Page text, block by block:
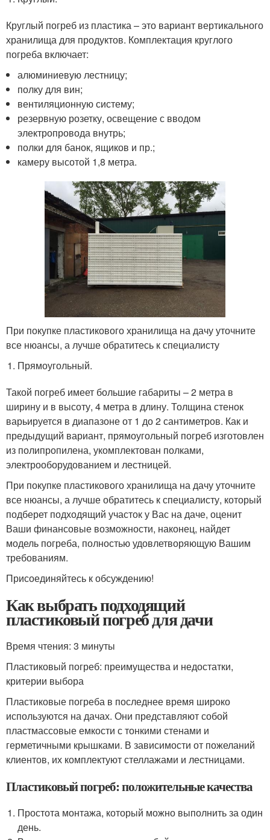
Круглый погреб из пластика – это вариант вертикального
хранилища для продуктов. Комплектация круглого
погреба включает:
алюминиевую лестницу;
полку для вин;
вентиляционную систему;
резервную розетку, освещение с вводом
электропровода внутрь;
полки для банок, ящиков и пр.;
камеру высотой 1,8 метра.
При покупке пластикового хранилища на дачу уточните
все нюансы, а лучше обратитесь к специалисту
Прямоугольный.
Такой погреб имеет большие габариты – 2 метра в
ширину и в высоту, 4 метра в длину. Толщина стенок
варьируется в диапазоне от 1 до 2 сантиметров. Как и
предыдущий вариант, прямоугольный погреб изготовлен
из полипропилена, укомплектован полками,
электрооборудованием и лестницей.
При покупке пластикового хранилища на дачу уточните
все нюансы, а лучше обратитесь к специалисту, который
подберет подходящий участок у Вас на даче, оценит
Ваши финансовые возможности, наконец, найдет
модель погреба, полностью удовлетворяющую Вашим
требованиям.
Присоединяйтесь к обсуждению!
Как выбрать подходящий
пластиковый погреб для дачи
Время чтения: 3 минуты
Пластиковый погреб: преимущества и недостатки,
критерии выбора
Пластиковые погреба в последнее время широко
используются на дачах. Они представляют собой
пластмассовые емкости с тонкими стенами и
герметичными крышками. В зависимости от пожеланий
клиентов, их комплектуют стеллажами и лестницами.
Пластиковый погреб: положительные качества
Простота монтажа, который можно выполнить за один
день.